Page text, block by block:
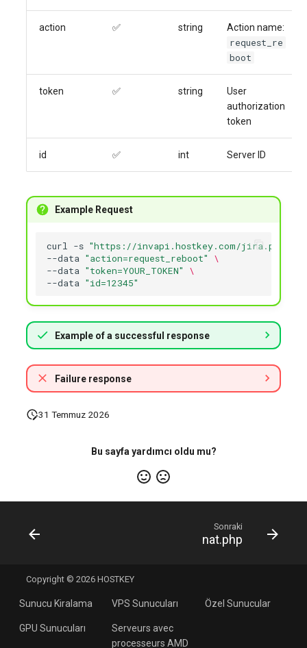
action ✅ string Action name:
request_re
boot
token ✅ string
User
authorization
token
id ✅ int Server ID
Example Request
curl -s "https://invapi.hostkey.com/jira.php"
--data "action=request_reboot"
\
--data "token=YOUR_TOKEN"
\
--data "id=12345"
Example of a successful response
Failure response
31 Temmuz 2026
Bu sayfa yardımcı oldu mu?
Sonraki
nat.php
Copyright © 2026 HOSTKEY
Sunucu Kiralama VPS Sunucuları Özel Sunucular
GPU Sunucuları
Serveurs avec
processeurs AMD